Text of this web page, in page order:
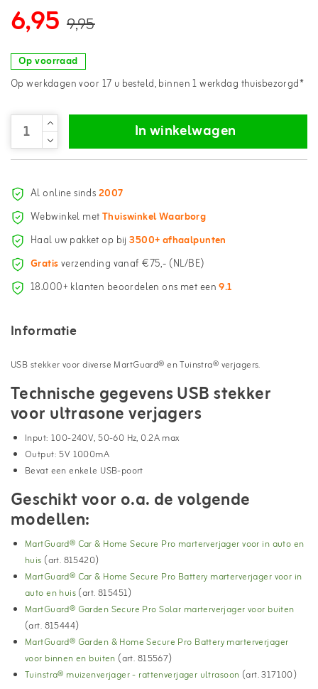
6,95 9,95
Op voorraad
Op werkdagen voor 17 u besteld, binnen 1 werkdag thuisbezorgd*
In winkelwagen
Al online sinds2007
Webwinkel metThuiswinkel Waarborg
Haal uw pakket op bij3500+ afhaalpunten
Gratisverzending vanaf €75,- (NL/BE)
18.000+ klanten beoordelen ons met een9.1
Informatie
USB stekker voor diverse MartGuard® en Tuinstra® verjagers.
Technische gegevens USB stekker
voor ultrasone verjagers
Input: 100-240V, 50-60 Hz, 0.2A max
Output: 5V 1000mA
Bevat een enkele USB-poort
Geschikt voor o.a. de volgende
modellen:
MartGuard® Car & Home Secure Pro marterverjager voor in auto en
huis (art. 815420)
MartGuard® Car & Home Secure Pro Battery marterverjager voor in
auto en huis(art. 815451)
MartGuard® Garden Secure Pro Solar marterverjager voor buiten
(art. 815444)
MartGuard® Garden & Home Secure Pro Battery marterverjager
voor binnen en buiten (art. 815567)
Tuinstra® muizenverjager - rattenverjager ultrasoon (art. 317100)